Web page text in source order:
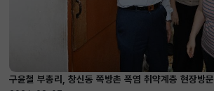
구윤철 부총리, 창신동 쪽방촌 폭염 취약계층 현장방문